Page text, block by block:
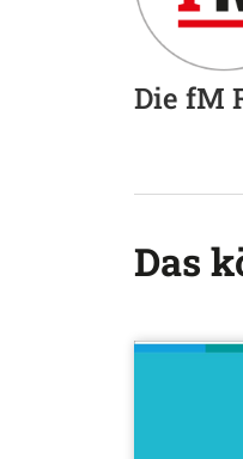
Die fM
Das